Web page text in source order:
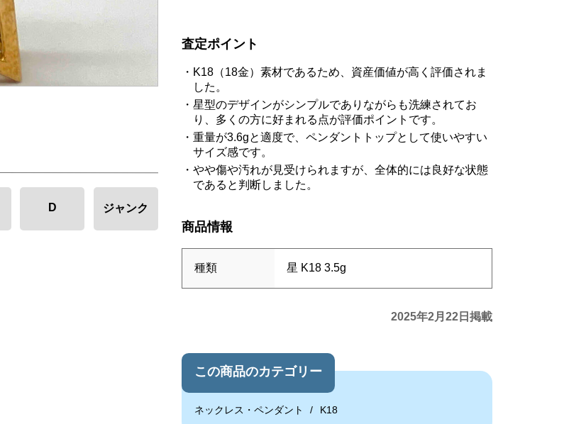
査定ポイント
K18（18金）素材であるため、資産価値が高く評価されま
した。
星型のデザインがシンプルでありながらも洗練されてお
り、多くの方に好まれる点が評価ポイントです。
重量が3.6gと適度で、ペンダントトップとして使いやすい
サイズ感です。
やや傷や汚れが見受けられますが、全体的には良好な状態
であると判断しました。
商品情報
種類 星 K18 3.5g
2025年2月22日掲載
この商品のカテゴリー
ネックレス・ペンダント K18
D ジャンク